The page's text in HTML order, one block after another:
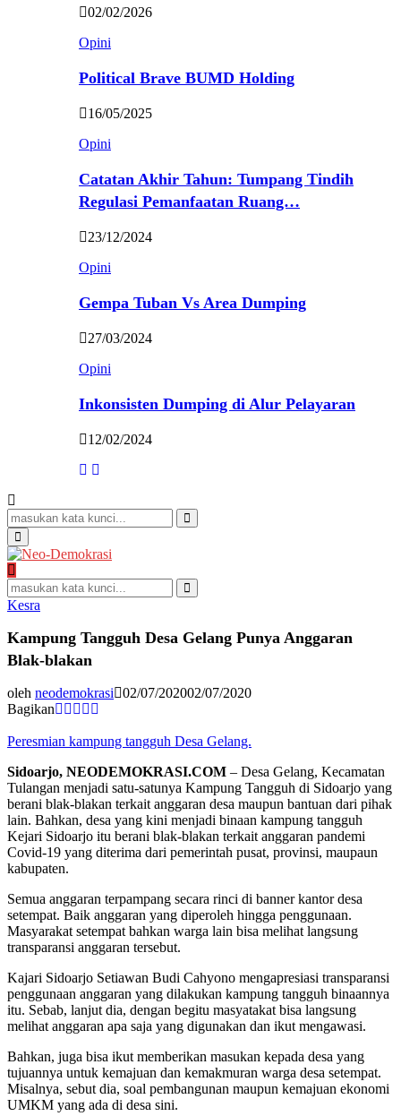
02/02/2026
Opini
Political Brave BUMD Holding
16/05/2025
Opini
Catatan Akhir Tahun: Tumpang Tindih
Regulasi Pemanfaatan Ruang…
23/12/2024
Opini
Gempa Tuban Vs Area Dumping
27/03/2024
Opini
Inkonsisten Dumping di Alur Pelayaran
12/02/2024
Search
for:
Search
Primary
Menu
Search
for:
Search
Kesra
Kampung Tangguh Desa Gelang Punya Anggaran
Blak-blakan
oleh neodemokrasi 02/07/202002/07/2020
Bagikan
Peresmian kampung tangguh Desa Gelang.
Sidoarjo, NEODEMOKRASI.COM – Desa Gelang, Kecamatan
Tulangan menjadi satu-satunya Kampung Tangguh di Sidoarjo yang
berani blak-blakan terkait anggaran desa maupun bantuan dari pihak
lain. Bahkan, desa yang kini menjadi binaan kampung tangguh
Kejari Sidoarjo itu berani blak-blakan terkait anggaran pandemi
Covid-19 yang diterima dari pemerintah pusat, provinsi, maupaun
kabupaten.
Semua anggaran terpampang secara rinci di banner kantor desa
setempat. Baik anggaran yang diperoleh hingga penggunaan.
Masyarakat setempat bahkan warga lain bisa melihat langsung
transparansi anggaran tersebut.
Kajari Sidoarjo Setiawan Budi Cahyono mengapresiasi transparansi
penggunaan anggaran yang dilakukan kampung tangguh binaannya
itu. Sebab, lanjut dia, dengan begitu masyatakat bisa langsung
melihat anggaran apa saja yang digunakan dan ikut mengawasi.
Bahkan, juga bisa ikut memberikan masukan kepada desa yang
tujuannya untuk kemajuan dan kemakmuran warga desa setempat.
Misalnya, sebut dia, soal pembangunan maupun kemajuan ekonomi
UMKM yang ada di desa sini.